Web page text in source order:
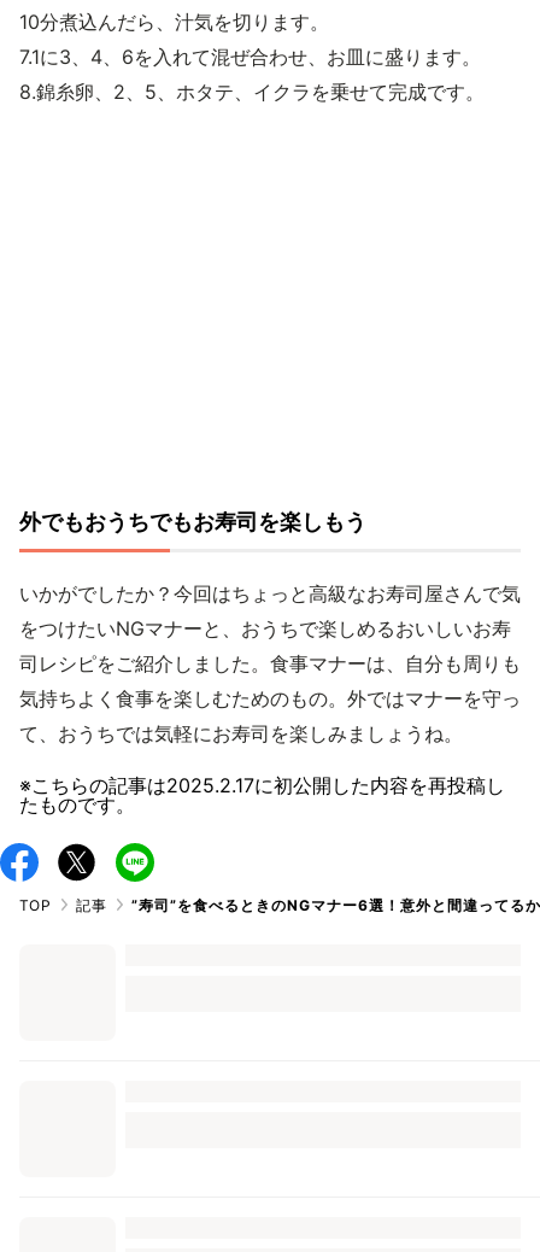
10分煮込んだら、汁気を切ります。
7.1に3、4、6を入れて混ぜ合わせ、お皿に盛ります。
8.錦糸卵、2、5、ホタテ、イクラを乗せて完成です。
外でもおうちでもお寿司を楽しもう
いかがでしたか？今回はちょっと高級なお寿司屋さんで気
をつけたいNGマナーと、おうちで楽しめるおいしいお寿
司レシピをご紹介しました。食事マナーは、自分も周りも
気持ちよく食事を楽しむためのもの。外ではマナーを守っ
て、おうちでは気軽にお寿司を楽しみましょうね。
※こちらの記事は2025.2.17に初公開した内容を再投稿し
たものです。
TOP 記事 ”寿司”を食べるときのNGマナー6選！意外と間違ってる